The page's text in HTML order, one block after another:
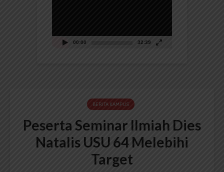
00:00 32:39
BERITA KAMPUS
Peserta Seminar Ilmiah Dies
Natalis USU 64 Melebihi
Target